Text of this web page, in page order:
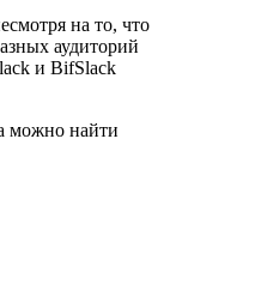
на то, что
аудиторий
и BifSlack
можно найти